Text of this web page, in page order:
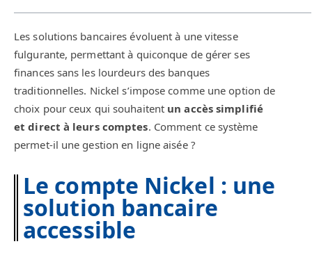
Les solutions bancaires évoluent à une vitesse
fulgurante, permettant à quiconque de gérer ses
finances sans les lourdeurs des banques
traditionnelles. Nickel s’impose comme une option de
choix pour ceux qui souhaitent un accès simplifié
et direct à leurs comptes. Comment ce système
permet-il une gestion en ligne aisée ?
Le compte Nickel : une
solution bancaire
accessible